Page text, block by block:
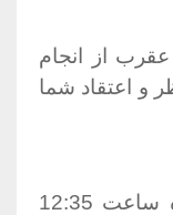
از انجام
و اعتقاد شما
روز چهارشنبه 8 ام فروردین ماه ساعت 12:35